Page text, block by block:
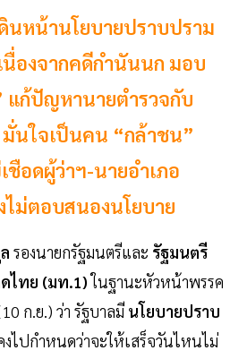
นหน้านโยบายปราบปราม
องจากคดีกำนันนก มอบ
แก้ปัญหานายตำรวจกับ
นใจเป็นคน “กล้าชน”
ชือดผู้ว่าฯ-นายอำเภอ
ไม่ตอบสนองนโยบาย
รองนายกรัฐมนตรีและ รัฐมนตรี
ดไทย (มท.1)ในฐานะหัวหน้าพรรค
ก.ย.) ว่า รัฐบาลมี นโยบายปราบ
งไปกำหนดว่าจะให้เสร็จวันไหนไม่